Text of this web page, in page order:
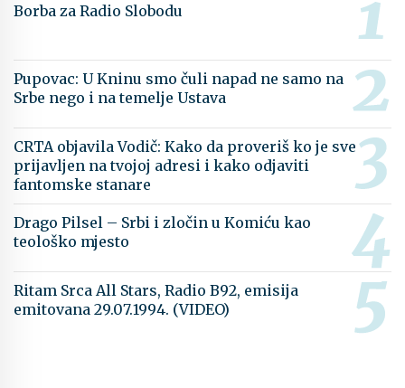
Borba za Radio Slobodu
Pupovac: U Kninu smo čuli napad ne samo na
Srbe nego i na temelje Ustava
CRTA objavila Vodič: Kako da proveriš ko je sve
prijavljen na tvojoj adresi i kako odjaviti
fantomske stanare
Drago Pilsel – Srbi i zločin u Komiću kao
teološko mjesto
Ritam Srca All Stars, Radio B92, emisija
emitovana 29.07.1994. (VIDEO)